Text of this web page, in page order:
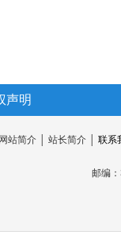
声明
网站简介│ 站长简介│ 联系
邮编